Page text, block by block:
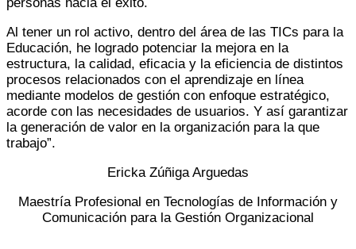
Al tener un rol activo, dentro del área de las TICs para la
Educación, he logrado potenciar la mejora en la
estructura, la calidad, eficacia y la eficiencia de distintos
procesos relacionados con el aprendizaje en línea
mediante modelos de gestión con enfoque estratégico,
acorde con las necesidades de usuarios. Y así garantizar
la generación de valor en la organización para la que
trabajo”.
Ericka Zúñiga Arguedas
Maestría Profesional en Tecnologías de Información y
Comunicación para la Gestión Organizacional